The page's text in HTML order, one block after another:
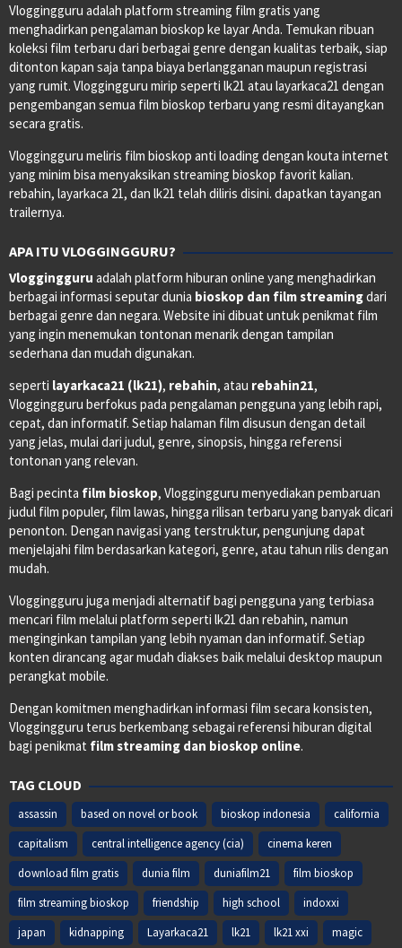
Vloggingguru adalah platform streaming film gratis yang
menghadirkan pengalaman bioskop ke layar Anda. Temukan ribuan
koleksi film terbaru dari berbagai genre dengan kualitas terbaik, siap
ditonton kapan saja tanpa biaya berlangganan maupun registrasi
yang rumit. Vloggingguru mirip seperti lk21 atau layarkaca21 dengan
pengembangan semua film bioskop terbaru yang resmi ditayangkan
secara gratis.
Vloggingguru meliris film bioskop anti loading dengan kouta internet
yang minim bisa menyaksikan streaming bioskop favorit kalian.
rebahin, layarkaca 21, dan lk21 telah diliris disini. dapatkan tayangan
trailernya.
APA ITU VLOGGINGGURU?
Vloggingguru adalah platform hiburan online yang menghadirkan
berbagai informasi seputar dunia bioskop dan film streamingdari
berbagai genre dan negara. Website ini dibuat untuk penikmat film
yang ingin menemukan tontonan menarik dengan tampilan
sederhana dan mudah digunakan.
seperti layarkaca21 (lk21), rebahin, atau rebahin21,
Vloggingguru berfokus pada pengalaman pengguna yang lebih rapi,
cepat, dan informatif. Setiap halaman film disusun dengan detail
yang jelas, mulai dari judul, genre, sinopsis, hingga referensi
tontonan yang relevan.
Bagi pecinta film bioskop, Vloggingguru menyediakan pembaruan
judul film populer, film lawas, hingga rilisan terbaru yang banyak dicari
penonton. Dengan navigasi yang terstruktur, pengunjung dapat
menjelajahi film berdasarkan kategori, genre, atau tahun rilis dengan
mudah.
Vloggingguru juga menjadi alternatif bagi pengguna yang terbiasa
mencari film melalui platform seperti lk21 dan rebahin, namun
menginginkan tampilan yang lebih nyaman dan informatif. Setiap
konten dirancang agar mudah diakses baik melalui desktop maupun
perangkat mobile.
Dengan komitmen menghadirkan informasi film secara konsisten,
Vloggingguru terus berkembang sebagai referensi hiburan digital
bagi penikmat film streaming dan bioskop online.
TAG CLOUD
assassin based on novel or book bioskop indonesia
california
capitalism
central intelligence agency (cia)
cinema keren
download film gratis
dunia film duniafilm21
film bioskop
film streaming bioskop
friendship high school
indoxxi
japan
kidnapping Layarkaca21 lk21 lk21 xxi magic